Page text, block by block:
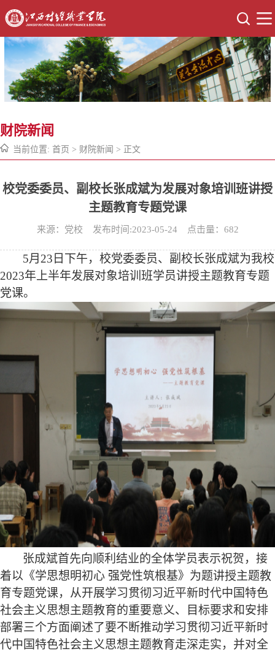
财院新闻
当前位置: 首页 > 财院新闻 > 正文
校党委委员、副校长张成斌为发展对象培训班讲授
主题教育专题党课
来源：党校 发布时间:2023-05-24 点击量： 682
5月23日下午，校党委委员、副校长张成斌为我校
2023年上半年发展对象培训班学员讲授主题教育专题
党课。
张成斌首先向顺利结业的全体学员表示祝贺，接
着以《学思想明初心 强党性筑根基》为题讲授主题教
育专题党课，从开展学习贯彻习近平新时代中国特色
社会主义思想主题教育的重要意义、目标要求和安排
部署三个方面阐述了要不断推动学习贯彻习近平新时
代中国特色社会主义思想主题教育走深走实，并对全